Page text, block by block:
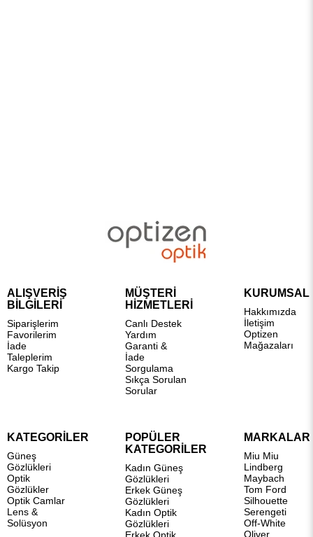
ALIŞVERİŞ
BİLGİLERİ
Siparişlerim
Favorilerim
İade
Taleplerim
Kargo Takip
MÜŞTERİ
HİZMETLERİ
Canlı Destek
Yardım
Garanti &
İade
Sorgulama
Sıkça Sorulan
Sorular
KURUMSAL
Hakkımızda
İletişim
Optizen
Mağazaları
KATEGORİLER
Güneş
Gözlükleri
Optik
Gözlükler
Optik Camlar
Lens &
Solüsyon
POPÜLER
KATEGORİLER
Kadın Güneş
Gözlükleri
Erkek Güneş
Gözlükleri
Kadın Optik
Gözlükleri
MARKALAR
Miu Miu
Lindberg
Maybach
Tom Ford
Silhouette
Serengeti
Off-White
Oliver